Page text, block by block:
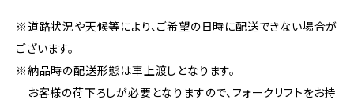
※道路状況や天候等により、ご希望の日時に配送できない場合が
ございます。
※納品時の配送形態は車上渡しとなります。
お客様の荷下ろしが必要となりますので、フォークリフトをお持